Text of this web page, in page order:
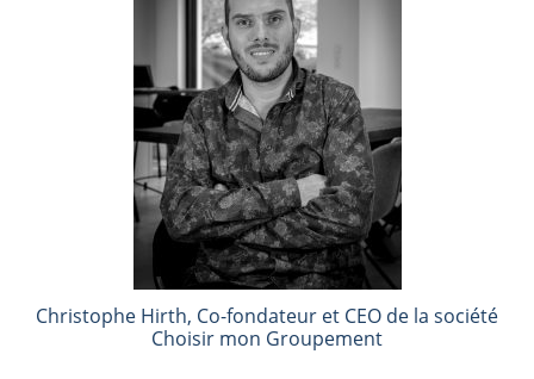
Christophe Hirth, Co-fondateur et CEO de la société
Choisir mon Groupement